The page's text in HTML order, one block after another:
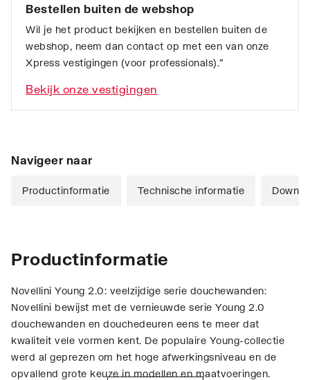
Bestellen buiten de webshop
Wil je het product bekijken en bestellen buiten de
webshop, neem dan contact op met een van onze
Xpress vestigingen (voor professionals).”
Bekijk onze vestigingen
Navigeer naar
Productinformatie Technische informatie
Productinformatie
Novellini Young 2.0: veelzijdige serie douchewanden:
Novellini bewijst met de vernieuwde serie Young 2.0
douchewanden en douchedeuren eens te meer dat
kwaliteit vele vormen kent. De populaire Young-collectie
werd al geprezen om het hoge afwerkingsniveau en de
opvallend grote keuze in modellen en maatvoeringen.